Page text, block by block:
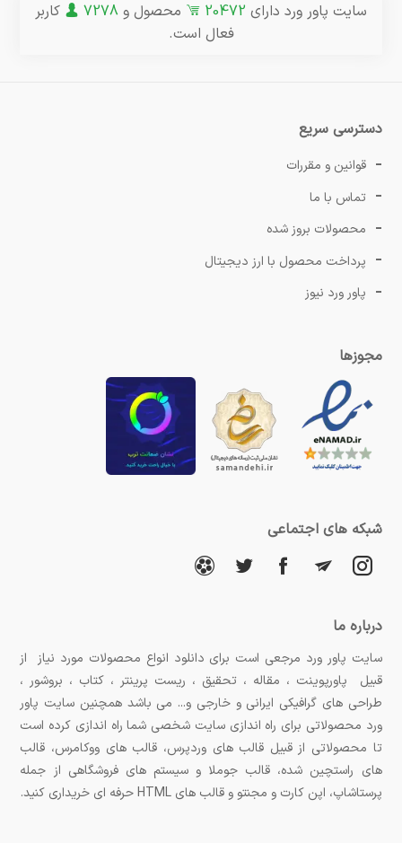
سایت پاور ورد دارای 20472 محصول و 7278
کاربر
فعال است.
دسترسی سریع
قوانین و مقررات
تماس با ما
محصولات بروز شده
پرداخت محصول با ارز دیجیتال
پاور ورد نیوز
مجوزها
شبکه های اجتماعی
درباره ما
سایت پاور ورد مرجعی است برای دانلود انواع محصولات مورد نیاز از
قبیل پاورپوینت ، مقاله ، تحقیق ، ریست پرینتر ، کتاب ، بروشور ،
طراحی های گرافیکی ایرانی و خارجی و... می باشد همچنین سایت پاور
ورد محصولاتی برای راه اندازی سایت شخصی شما راه اندازی کرده است
تا محصولاتی از قبیل قالب های وردپرس، قالب های ووکامرس، قالب
های راستچین شده، قالب جوملا و سیستم های فروشگاهی از جمله
پرستاشاپ، اپن کارت و مجنتو و قالب های HTML حرفه ای خریداری کنید.